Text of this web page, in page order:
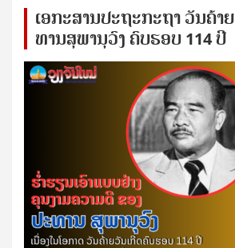
ເອ​ກະ​ສານ​ປະ​ຖະ​ກະ​ຖ​າ ວັນ​ຄ້າ
ທານ​ສຸ​ພາ​ນຸ​ວົງ ຄົບ​ຮອບ 114 ປີ